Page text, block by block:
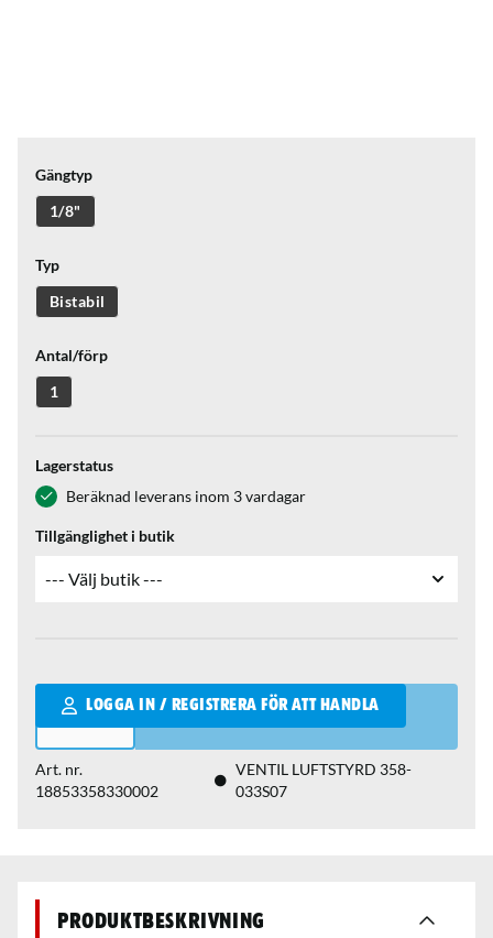
Gängtyp
1/8"
Typ
Bistabil
Antal/förp
1
Lagerstatus
Beräknad leverans inom 3 vardagar
Tillgänglighet i butik
LOGGA IN / REGISTRERA FÖR ATT HANDLA
Qantity
Art. nr.
18853358330002
VENTIL LUFTSTYRD 358-
033S07
Produktbeskrivning